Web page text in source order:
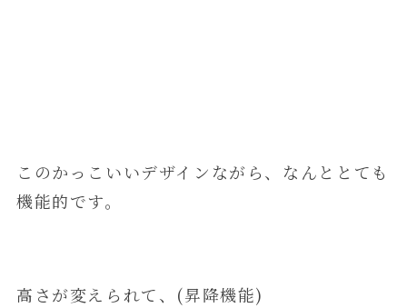
このかっこいいデザインながら、なんととても
機能的です。
高さが変えられて、(昇降機能)